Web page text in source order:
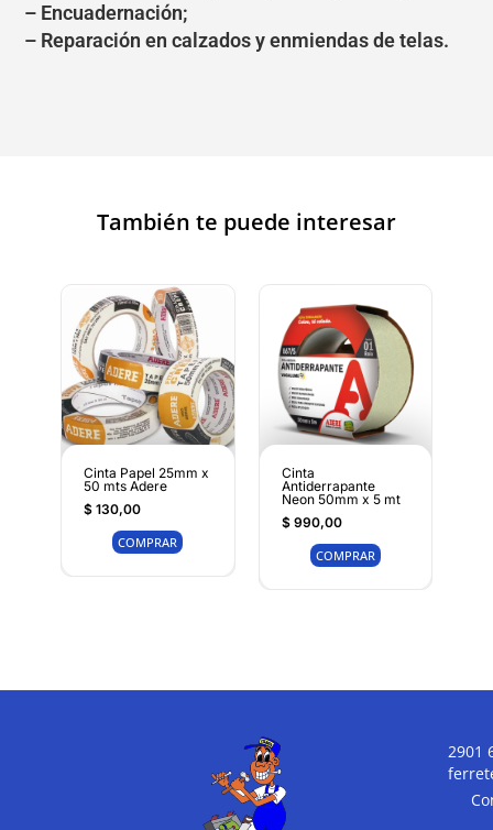
– Encuadernación;
– Reparación en calzados y enmiendas de telas.
También te puede interesar
Cinta Papel 25mm x
50 mts Adere
$130,00
COMPRAR
Cinta
Antiderrapante
Neon 50mm x 5 mt
$990,00
COMPRAR
2901